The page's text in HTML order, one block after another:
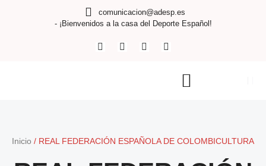
comunicacion@adesp.es
- ¡Bienvenidos a la casa del Deporte Español!
Inicio / REAL FEDERACIÓN ESPAÑOLA DE COLOMBICULTURA